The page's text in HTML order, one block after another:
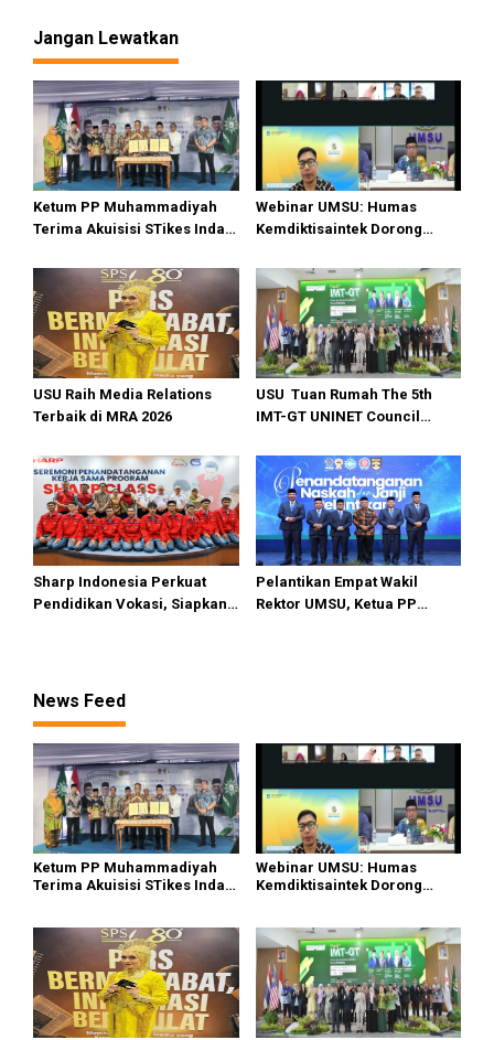
s
Jangan Lewatkan
Ketum PP Muhammadiyah
Terima Akuisisi STikes Indah
University
Webinar UMSU: Humas
Kemdiktisaintek Dorong
Berdampak
USU Raih Media Relations
Terbaik di MRA 2026
USU Tuan Rumah The 5th
IMT-GT UNINET Council
Sharp Indonesia Perkuat
Pendidikan Vokasi, Siapkan
Pelantikan Empat Wakil
Rektor UMSU, Ketua PP
News Feed
Ketum PP Muhammadiyah
Terima Akuisisi STikes Indah
Webinar UMSU: Humas
Kemdiktisaintek Dorong